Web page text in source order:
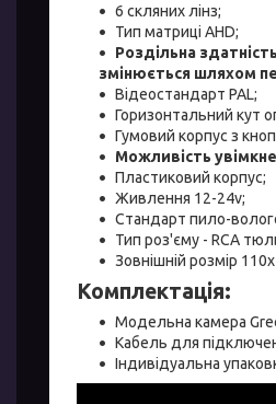
6 скляних лінз;
Тип матриці AHD;
Роздільна
змінюється шляхом
Відеостандарт PAL;
Горизонтальний кут
Гумовий корпус з
Можливість
Пластиковий корпус;
Живлення 12-24v;
Стандарт пило-
Тип роз'єму - RCA
Зовнішній розмір
Комплектація:
Модельна камера
Кабель для
Індивідуальна